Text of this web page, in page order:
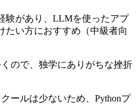
験があり、LLMを使ったアプ
たい方におすすめ（中級者向
ので、独学にありがちな挫折
ールは少ないため、Pythonプ